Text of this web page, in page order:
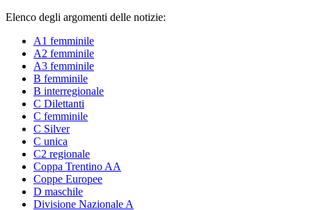
Elenco degli argomenti delle notizie:
A1 femminile
A2 femminile
A3 femminile
B femminile
B interregionale
C Dilettanti
C femminile
C Silver
C unica
C2 regionale
Coppa Trentino AA
Coppe Europee
D maschile
Divisione Nazionale A